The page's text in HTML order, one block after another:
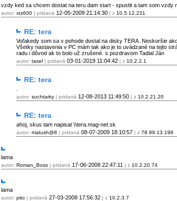
vzdy ked sa chcem dostat na teru dam start - spustit a tam som vzdy
autor: xtz600 | pridaná 12-05-2009 21:14:30 | z 10.5.12.231
RE: tera
Voľakedy som sa v pohode dostal na disky TERA. Neskoršie
Všetky nastavenia v PC mám tak ako je to uvádzané na tejto
radu i dôvod ak to bolo už zrušené. s pozdravom Tadial Ján
autor: tasel | pridaná 03-01-2019 11:04:42 | z 10.2.2.1
RE: tera
autor: suchtarky | pridaná 12-08-2013 11:49:50 | z 10.2.21.20
RE: tera
ahoj, skus tam napisat \\tera.mag-net.sk
autor: matush@8 | pridaná 08-07-2009 18:10:57 | z 78.99.13.198
lama
autor: Roman_Boss | pridaná 17-06-2008 22:47:11 | z 10.2.20.74
lama
autor: pito | pridaná 27-03-2008 17:56:32 | z 10.2.3.7